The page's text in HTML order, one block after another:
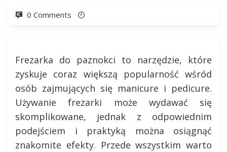
0 Comments
Frezarka do paznokci to narzędzie, które
zyskuje coraz większą popularność wśród
osób zajmujących się manicure i pedicure.
Używanie frezarki może wydawać się
skomplikowane, jednak z odpowiednim
podejściem i praktyką można osiągnąć
znakomite efekty. Przede wszystkim warto